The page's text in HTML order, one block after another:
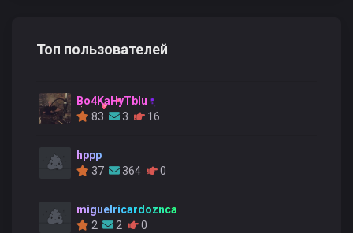
Топ пользователей
Bo4KaHyTblu
83
3 16
hppp
37
364 0
miguelricardoznca
2
2 0